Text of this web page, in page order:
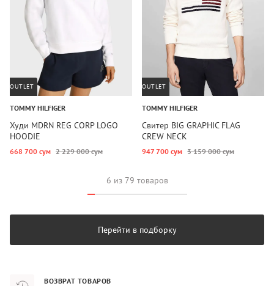
OUTLET
TOMMY HILFIGER
Худи MDRN REG CORP LOGO
HOODIE
668 700 сум 2 229 000 сум
OUTLET
TOMMY HILFIGER
Свитер BIG GRAPHIC FLAG
CREW NECK
947 700 сум 3 159 000 сум
6 из 79 товаров
Перейти в подборку
ВОЗВРАТ ТОВАРОВ